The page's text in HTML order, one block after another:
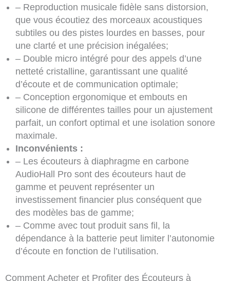
– Reproduction musicale fidèle sans distorsion,
que vous écoutiez des morceaux acoustiques
subtiles ou des pistes lourdes en basses, pour
une clarté et une précision inégalées;
– Double micro intégré pour des appels d’une
netteté cristalline, garantissant une qualité
d’écoute et de communication optimale;
– Conception ergonomique et embouts en
silicone de différentes tailles pour un ajustement
parfait, un confort optimal et une isolation sonore
maximale.
Inconvénients :
– Les écouteurs à diaphragme en carbone
AudioHall Pro sont des écouteurs haut de
gamme et peuvent représenter un
investissement financier plus conséquent que
des modèles bas de gamme;
– Comme avec tout produit sans fil, la
dépendance à la batterie peut limiter l’autonomie
d’écoute en fonction de l’utilisation.
Comment Acheter et Profiter des Écouteurs à